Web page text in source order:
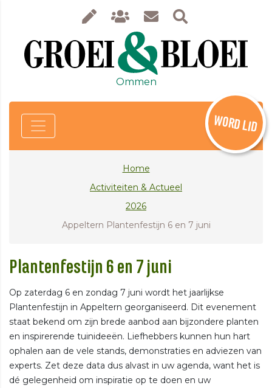
Ommen
WORD LID
Home
Activiteiten & Actueel
2026
Appeltern Plantenfestijn 6 en 7 juni
Plantenfestijn 6 en 7 juni
Op zaterdag 6 en zondag 7 juni wordt het jaarlijkse
Plantenfestijn in Appeltern georganiseerd. Dit evenement
staat bekend om zijn brede aanbod aan bijzondere planten
en inspirerende tuinideeën. Liefhebbers kunnen hun hart
ophalen aan de vele stands, demonstraties en adviezen van
experts. Zet deze data dus alvast in uw agenda, want het is
dé gelegenheid om inspiratie op te doen en uw